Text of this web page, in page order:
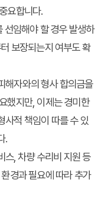
요합니다.
선임해야 할 경우 발생하
보장되는지 여부도 확
해자와의 형사 합의금을
했지만, 이제는 경미한
사적 책임이 따를 수 있
.
스, 차량 수리비 지원 등
경과 필요에 따라 추가